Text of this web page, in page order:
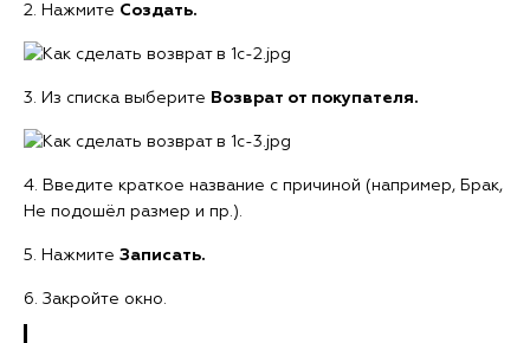
2. Нажмите Создать.
3. Из списка выберите Возврат от покупателя.
4. Введите краткое название с причиной (например, Брак,
Не подошёл размер и пр.).
5. Нажмите Записать.
6. Закройте окно.